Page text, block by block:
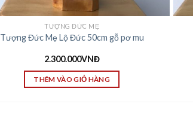
TƯỢNG ĐỨC MẸ
Tượng Đức Mẹ Lộ Đức 50cm gỗ pơ mu
2.300.000VNĐ
THÊM VÀO GIỎ HÀNG